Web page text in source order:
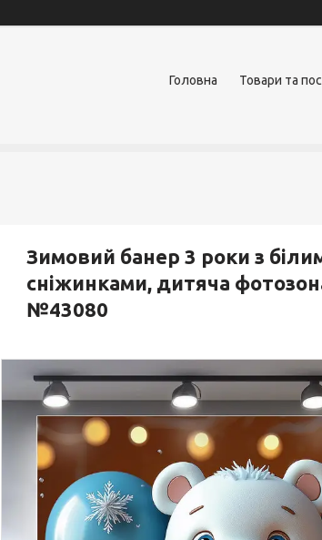
Головна Товари та
Зимовий банер 3 роки з
сніжинками, дитяча
№43080